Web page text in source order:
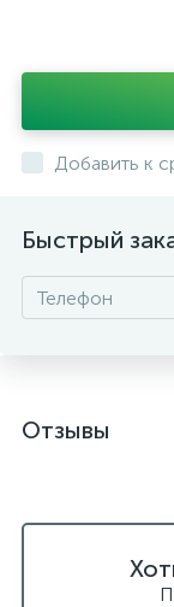
Добавить к
Быстрый
Отзывы